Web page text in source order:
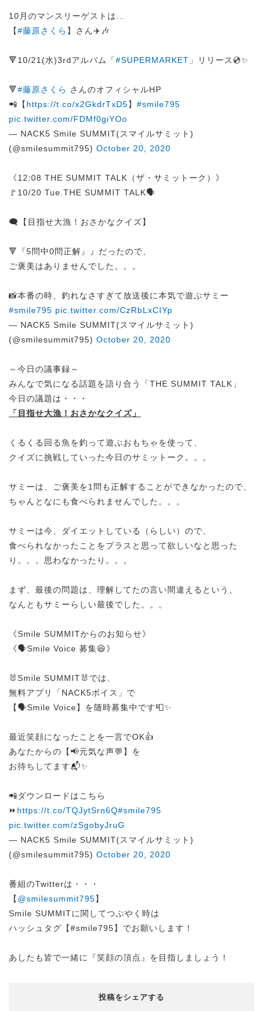
10月のマンスリーゲストは…
【#藤原さくら 】さん✈️🎶
🔻10/21(水)3rdアルバム「#SUPERMARKET 」リリース💿✨
🔻#藤原さくら さんのオフィシャルHP
📲【 https://t.co/x2GkdrTxD5】 #smile795
pic.twitter.com/FDMf0giYOo
— NACK5 Smile SUMMIT(スマイルサミット)
(@smilesummit795) October 20, 2020
《12:08 THE SUMMIT TALK（ザ・サミットーク）》
🚩10/20 Tue.THE SUMMIT TALK🗣️
🗨️【目指せ大漁！おさかなクイズ】
🔻『5問中0問正解』』だったので、
ご褒美はありませんでした。。。
📸本番の時、釣れなさすぎて放送後に本気で遊ぶサミー
#smile795 pic.twitter.com/CzRbLxCIYp
— NACK5 Smile SUMMIT(スマイルサミット)
(@smilesummit795) October 20, 2020
～今日の議事録～
みんなで気になる話題を語り合う「THE SUMMIT TALK」
今日の議題は・・・
「目指せ大漁！おさかなクイズ」
くるくる回る魚を釣って遊ぶおもちゃを使って、
クイズに挑戦していった今日のサミットーク。。。
サミーは、ご褒美を1問も正解することができなかったので、
ちゃんとなにも食べられませんでした。。。
サミーは今、ダイエットしている（らしい）ので、
食べられなかったことをプラスと思って欲しいなと思った
り。。。思わなかったり。。。
まず、最後の問題は、理解してたの言い間違えるという、
なんともサミーらしい最後でした。。。
《Smile SUMMITからのお知らせ》
《🗣️Smile Voice 募集😆》
🐰Smile SUMMIT🐰では、
無料アプリ「NACK5ボイス」で
【🗣️Smile Voice】を随時募集中です📮✨
最近笑顔になったことを一言でOK👍
あなたからの【📢元気な声💬】を
お待ちしてます📬✨
📲ダウンロードはこちら
⏩ https://t.co/TQJytSrn6Q#smile795
pic.twitter.com/zSgobyJruG
— NACK5 Smile SUMMIT(スマイルサミット)
(@smilesummit795) October 20, 2020
番組のTwitterは・・・
【 @smilesummit795】
Smile SUMMITに関してつぶやく時は
ハッシュタグ【#smile795】でお願いします！
あしたも皆で一緒に『笑顔の頂点』を目指しましょう！
投稿をシェアする